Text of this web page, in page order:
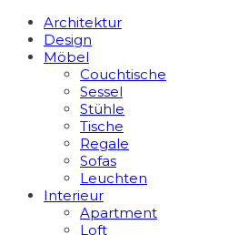
Architektur
Design
Möbel
Couchtische
Sessel
Stühle
Tische
Regale
Sofas
Leuchten
Interieur
Apart­ment
Loft